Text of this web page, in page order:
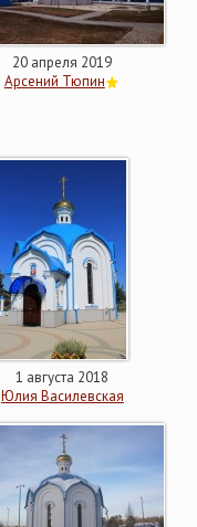
20 апреля 2019
Арсений Тюпин
1 августа 2018
Юлия Василевская